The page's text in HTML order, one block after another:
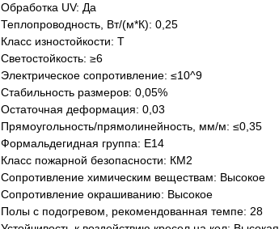
Обработка UV: Да
Теплопроводность, Вт/(м*К): 0,25
Класс изностойкости: Т
Светостойкость: ≥6
Электрическое сопротивление: ≤10^9
Стабильность размеров: 0,05%
Остаточная деформация: 0,03
Прямоугольность/прямолинейность, мм/м: ≤0,35
Формальдегидная группа: Е14
Класс пожарной безопасности: КМ2
Сопротивление химическим веществам: Высокое
Сопротивление окрашиванию: Высокое
Полы с подогревом, рекомендованная темпе: 28